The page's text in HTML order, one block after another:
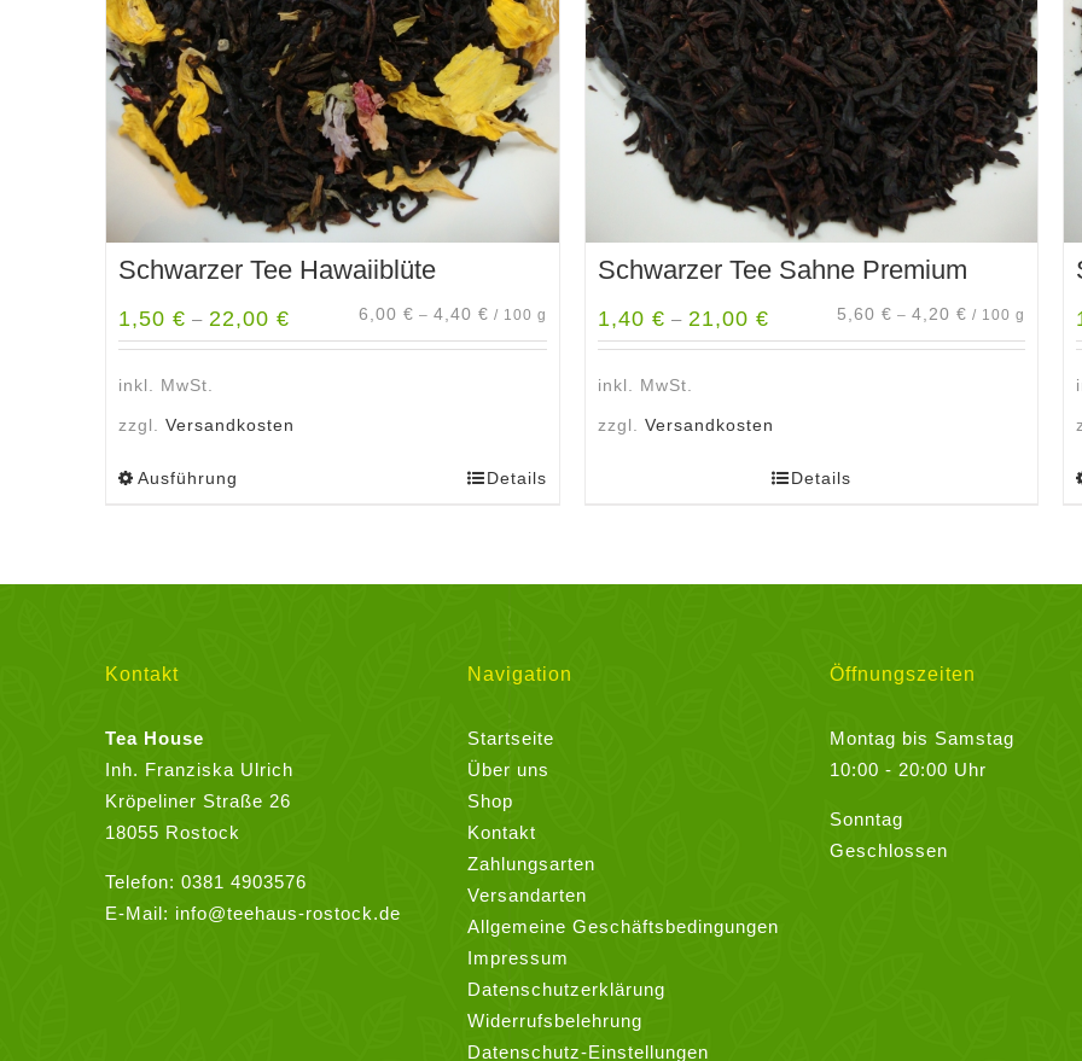
Schwarzer Tee Hawaiiblüte
1,50 € – 22,00 € 6,00 € – 4,40 € / 100 g
inkl. MwSt.
zzgl. Versandkosten
Ausführung
auf
der
Produktseite
werden
Details
Schwarzer Tee Sahne Premium
1,40 € – 21,00 € 5,60€ –4,20€ / 100 g
inkl. MwSt.
zzgl. Versandkosten
Details
Kontakt
Tea House
Inh. Franziska Ulrich
Kröpeliner Straße 26
18055 Rostock
Telefon: 0381 4903576
E-Mail: info@teehaus-rostock.de
Navigation
Startseite
Über uns
Shop
Kontakt
Zahlungsarten
Versandarten
Allgemeine Geschäftsbedingungen
Impressum
Datenschutzerklärung
Widerrufsbelehrung
Datenschutz-Einstellungen
Öffnungszeiten
Montag bis Samstag
10:00 - 20:00 Uhr
Sonntag
Geschlossen